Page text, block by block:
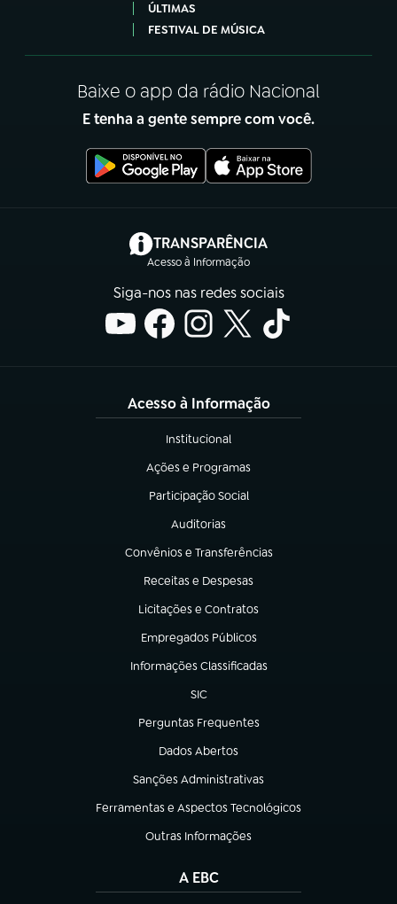
ÚLTIMAS
FESTIVAL DE MÚSICA
Baixe o app da rádio Nacional
E tenha a gente sempre com você.
TRANSPARÊNCIA
Acesso à Informação
(abre em nova aba)
Siga-nos nas redes sociais
Acesso à Informação
Institucional
(abre em nova aba)
Ações e Programas
(abre em nova aba)
Participação Social
(abre em nova aba)
Auditorias
(abre em nova aba)
Convênios e Transferências
(abre em nova aba)
Receitas e Despesas
(abre em nova aba)
Licitações e Contratos
(abre em nova aba)
Empregados Públicos
(abre em nova aba)
Informações Classificadas
(abre em nova aba)
SIC
(abre em nova aba)
Perguntas Frequentes
(abre em nova aba)
Dados Abertos
(abre em nova aba)
Sanções Administrativas
(abre em nova aba)
Ferramentas e Aspectos Tecnológicos
(abre em nova aba)
Outras Informações
(abre em nova aba)
A EBC